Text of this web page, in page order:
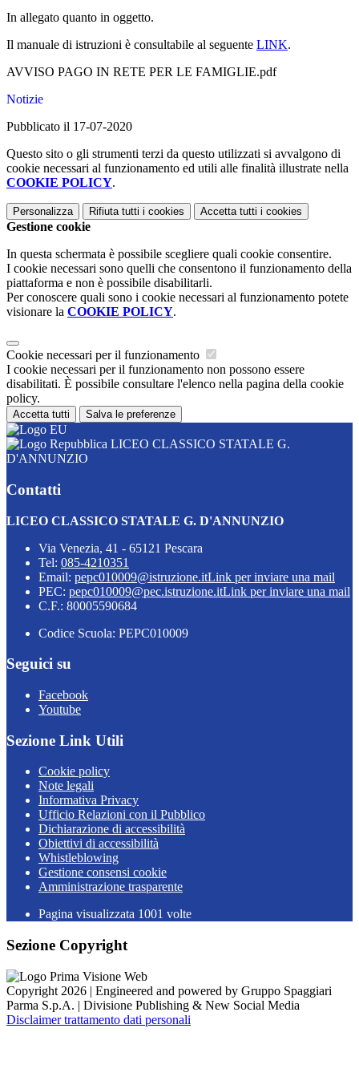
In allegato quanto in oggetto.
Il manuale di istruzioni è consultabile al seguente LINK.
AVVISO PAGO IN RETE PER LE FAMIGLIE.pdf
Notizie
Pubblicato il 17-07-2020
Questo sito o gli strumenti terzi da questo utilizzati si avvalgono di
cookie necessari al funzionamento ed utili alle finalità illustrate nella
COOKIE POLICY.
Personalizza Rifiuta tutti i cookies Accetta tutti i cookies
Gestione cookie
In questa schermata è possibile scegliere quali cookie consentire.
I cookie necessari sono quelli che consentono il funzionamento della
piattaforma e non è possibile disabilitarli.
Per conoscere quali sono i cookie necessari al funzionamento potete
visionare la COOKIE POLICY.
Cookie necessari per il funzionamento
I cookie necessari per il funzionamento non possono essere
disabilitati. È possibile consultare l'elenco nella pagina della cookie
policy.
Accetta tutti Salva le preferenze
LICEO CLASSICO STATALE G.
D'ANNUNZIO
Contatti
LICEO CLASSICO STATALE G. D'ANNUNZIO
Via Venezia, 41 - 65121 Pescara
Tel: 085-4210351
Email: pepc010009@istruzione.itLink per inviare una mail
PEC: pepc010009@pec.istruzione.itLink per inviare una mail
C.F.: 80005590684
Codice Scuola: PEPC010009
Seguici su
Facebook
Youtube
Sezione Link Utili
Cookie policy
Note legali
Informativa Privacy
Ufficio Relazioni con il Pubblico
Dichiarazione di accessibilità
Obiettivi di accessibilità
Whistleblowing
Gestione consensi cookie
Amministrazione trasparente
Pagina visualizzata 1001 volte
Sezione Copyright
Copyright 2026 | Engineered and powered by Gruppo Spaggiari
Parma S.p.A. | Divisione Publishing & New Social Media
Disclaimer trattamento dati personali